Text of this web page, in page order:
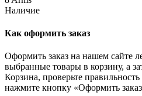
Наличие
Как оформить заказ
Оформить заказ на нашем сайте
выбранные товары в корзину, а
Корзина, проверьте
нажмите кнопку «Оформить